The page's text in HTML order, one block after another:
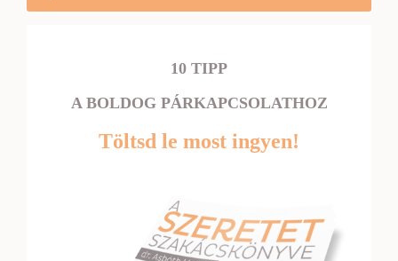
10 TIPP
A BOLDOG PÁRKAPCSOLATHOZ
Töltsd le most ingyen!